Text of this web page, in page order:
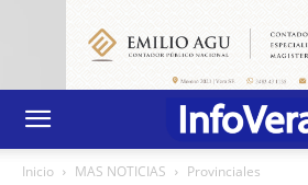
Inicio MAS NOTICIAS Provinciales